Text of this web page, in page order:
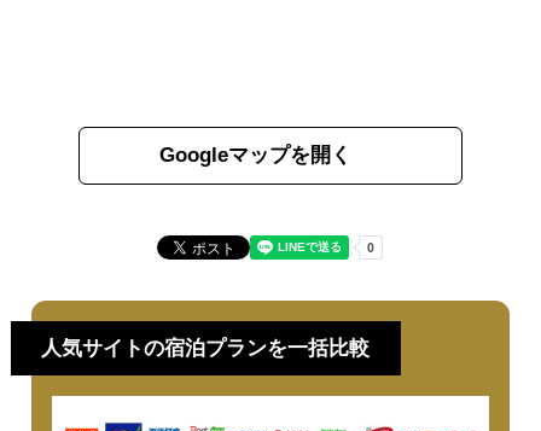
Googleマップを開く
人気サイトの宿泊プランを一括比較